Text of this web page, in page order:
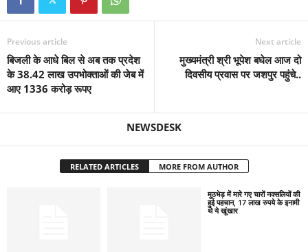
Previous article
बिजली के आधे बिल से अब तक प्रदेश
के 38.42 लाख उपभोक्ताओं की जेब में
आए 1336 करोड़ रूपए
Next article
मुख्यमंत्री श्री भूपेश बघेल आज दो
दिवसीय प्रवास पर जशपुर पहुंचे..
NEWSDESK
RELATED ARTICLES MORE FROM AUTHOR
मुठभेड़ में मारे गए चारों नक्सलियों की
हुई पहचान, 17 लाख रुपये के इनामी
थे ये खूंखार